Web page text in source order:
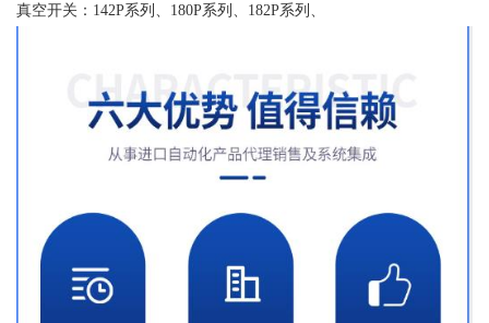
真空开关：142P系列、180P系列、182P系列、